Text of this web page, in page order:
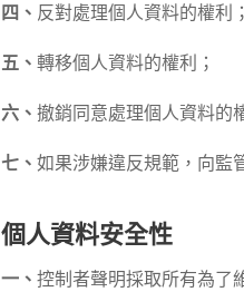
四、 反對處理個人資料的權利；
五、 轉移個人資料的權利；
六、 撤銷同意處理個人資料的
七、 如果涉嫌違反規範，向監
個人資料安全性
一、 控制者聲明採取所有為了